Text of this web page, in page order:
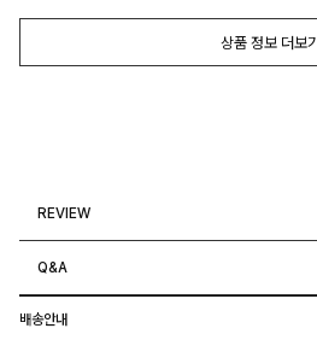
상품 정보 더보기
REVIEW
Q&A
배송안내